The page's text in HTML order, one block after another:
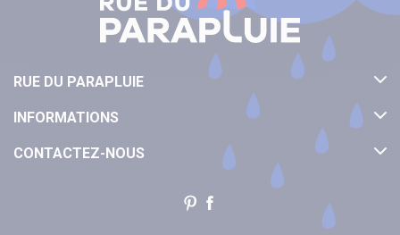
RUE DU PARAPLUIE
INFORMATIONS
CONTACTEZ-NOUS